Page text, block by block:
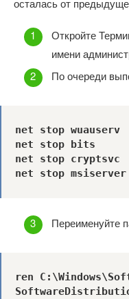
осталась от
Откройте
имени
По очереди
net stop wuauserv
net stop bits
net stop cryptsvc
net stop msiserver
Переименуйте
ren